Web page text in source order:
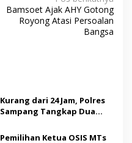
Bamsoet Ajak AHY Gotong
Royong Atasi Persoalan
Bangsa
Kurang dari 24 Jam, Polres
Sampang Tangkap Dua
Pemilihan Ketua OSIS MTs